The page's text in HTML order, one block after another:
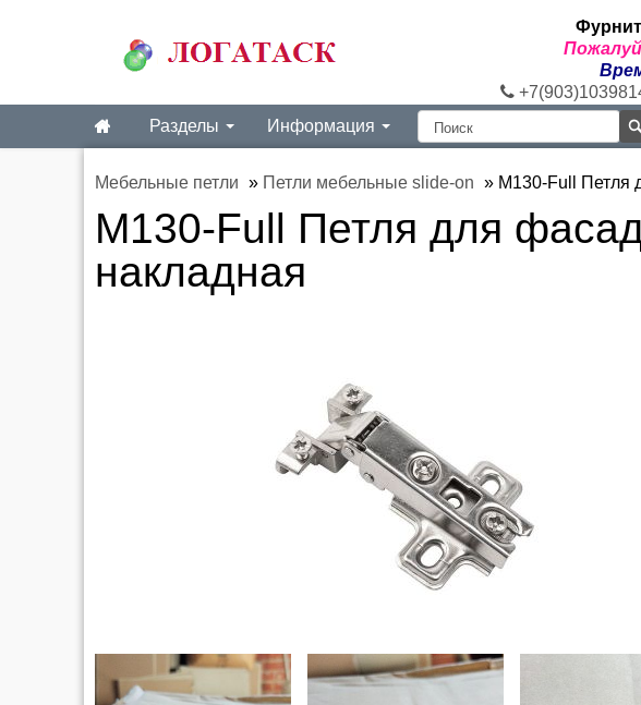
Разделы
Информация
Мебельные петли » Петли мебельные slide-on » M130-Full Петля
M130-Full Петля для
накладная